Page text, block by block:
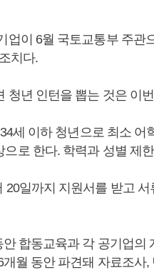
업이 6월 국토교통부 주관
치다.
청년 인턴을 뽑는 것은 이
세 이하 청년으로 최소
로 한다. 학력과 성별 제
20일까지 지원서를 받고
합동교육과 각 공기업의
월 동안 파견돼 자료조사